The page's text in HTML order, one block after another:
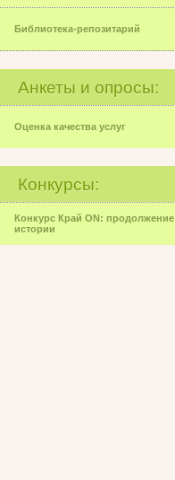
Библиотека-репозитарий
Анкеты и опросы:
Оценка качества услуг
Конкурсы:
Конкурс Край ON: продолжение
истории